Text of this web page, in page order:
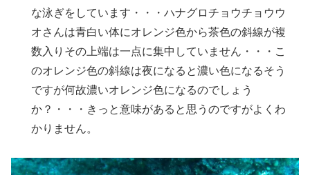
な泳ぎをしています・・・ハナグロチョウチョウウ
オさんは青白い体にオレンジ色から茶色の斜線が複
数入りその上端は一点に集中していません・・・こ
のオレンジ色の斜線は夜になると濃い色になるそう
ですが何故濃いオレンジ色になるのでしょう
か？・・・きっと意味があると思うのですがよくわ
かりません。